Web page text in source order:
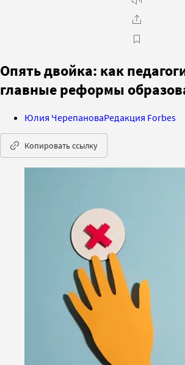
Опять двойка: как
главные реформы
Юлия ЧерепановаРедакция Forbes
Копировать ссылку